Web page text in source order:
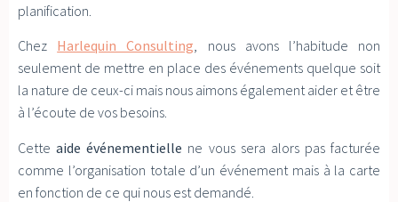
planification.
Chez Harlequin Consulting, nous avons l’habitude non
seulement de mettre en place des événements quelque soit
la nature de ceux-ci mais nous aimons également aider et être
à l’écoute de vos besoins.
Cetteaide événementielle ne vous sera alors pas facturée
comme l’organisation totale d’un événement mais à la carte
en fonction de ce qui nous est demandé.